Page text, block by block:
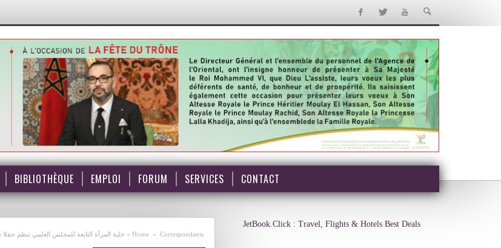
BIBLIOTHÈQUE EMPLOI FORUM SERVICES CONTACT
Home » Correspondants
» خلية المرأة التابعة للمجلس العلمي تنظم حفلا
JetBook.Click : Travel, Flights & Hotels Best Deals